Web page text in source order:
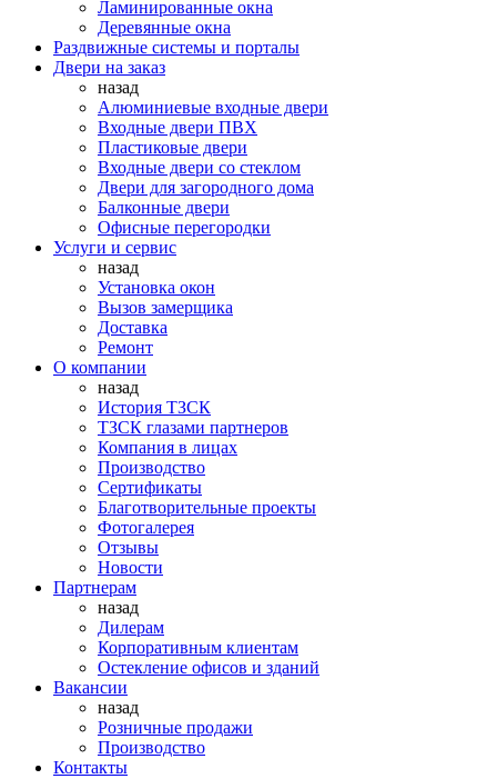
Ламинированные окна
Деревянные окна
Раздвижные системы и порталы
Двери на заказ
назад
Алюминиевые входные двери
Входные двери ПВХ
Пластиковые двери
Входные двери со стеклом
Двери для загородного дома
Балконные двери
Офисные перегородки
Услуги и сервис
назад
Установка окон
Вызов замерщика
Доставка
Ремонт
О компании
назад
История ТЗСК
ТЗСК глазами партнеров
Компания в лицах
Производство
Сертификаты
Благотворительные проекты
Фотогалерея
Отзывы
Новости
Партнерам
назад
Дилерам
Корпоративным клиентам
Остекление офисов и зданий
Вакансии
назад
Розничные продажи
Производство
Контакты